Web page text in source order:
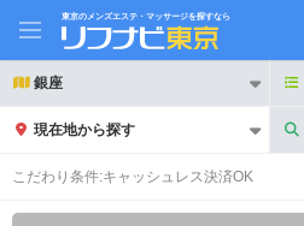
東京のメンズエステ・マッサージを探すなら
銀座
現在地から探す
こだわり条件:キャッシュレス決済OK